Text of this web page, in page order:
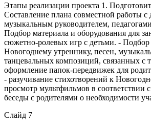
Этапы реализации проекта 1.
Составление плана совместной работы с
музыкальным руководителем,
Подбор материала и оборудования для
сюжетно-ролевых игр с детьми. - Подбор
Новогоднему утреннику, песен,
танцевальных композиций, связанных с
оформление папок-передвижек для
- разучивание стихотворений к
просмотр мультфильмов в соответствии
беседы с родителями о необходимости
Слайд 7